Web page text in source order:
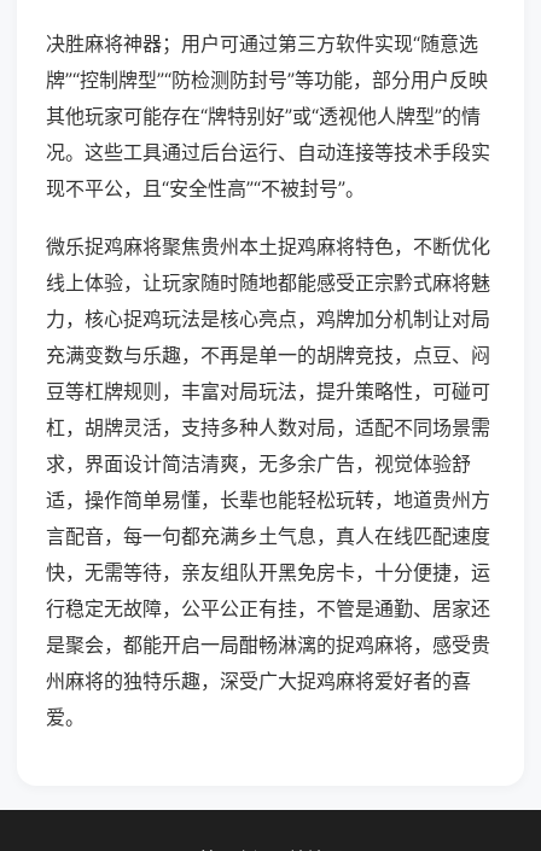
决胜麻将神器；用户可通过第三方软件实现“随意选
牌”“控制牌型”“防检测防封号”等功能，部分用户反映
其他玩家可能存在“牌特别好”或“透视他人牌型”的情
况。这些工具通过后台运行、自动连接等技术手段实
现不平公，且“安全性高”“不被封号”。
微乐捉鸡麻将聚焦贵州本土捉鸡麻将特色，不断优化
线上体验，让玩家随时随地都能感受正宗黔式麻将魅
力，核心捉鸡玩法是核心亮点，鸡牌加分机制让对局
充满变数与乐趣，不再是单一的胡牌竞技，点豆、闷
豆等杠牌规则，丰富对局玩法，提升策略性，可碰可
杠，胡牌灵活，支持多种人数对局，适配不同场景需
求，界面设计简洁清爽，无多余广告，视觉体验舒
适，操作简单易懂，长辈也能轻松玩转，地道贵州方
言配音，每一句都充满乡土气息，真人在线匹配速度
快，无需等待，亲友组队开黑免房卡，十分便捷，运
行稳定无故障，公平公正有挂，不管是通勤、居家还
是聚会，都能开启一局酣畅淋漓的捉鸡麻将，感受贵
州麻将的独特乐趣，深受广大捉鸡麻将爱好者的喜
爱。